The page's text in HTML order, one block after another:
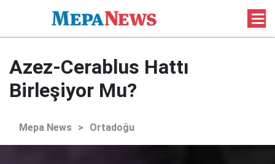
Azez-Cerablus Hattı
Birleşiyor Mu?
Mepa News > Ortadoğu